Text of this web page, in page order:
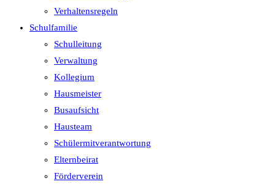
Verhaltensregeln
Schulfamilie
Schulleitung
Verwaltung
Kollegium
Hausmeister
Busaufsicht
Hausteam
Schülermitverantwortung
Elternbeirat
Förderverein